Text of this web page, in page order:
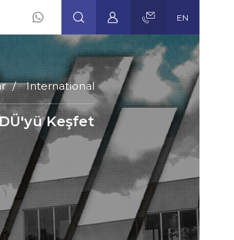
EN
International
Keşfet